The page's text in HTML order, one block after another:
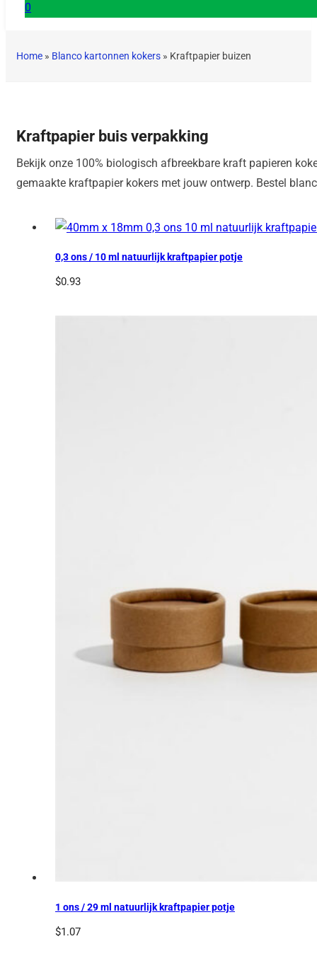
0
Home » Blanco kartonnen kokers » Kraftpapier buizen
Kraftpapier buis verpakking
Bekijk onze 100% biologisch afbreekbare kraft papieren
gemaakte kraftpapier kokers met jouw ontwerp. Bestel
0,3 ons / 10 ml natuurlijk kraftpapier potje
$0.93
1 ons / 29 ml natuurlijk kraftpapier potje
$1.07